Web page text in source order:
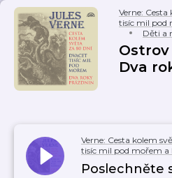
Verne:
tisíc mil pod
Děti a
Ostrov
Dva
Verne: Cesta kolem
tisíc mil pod mořem
Poslechněte